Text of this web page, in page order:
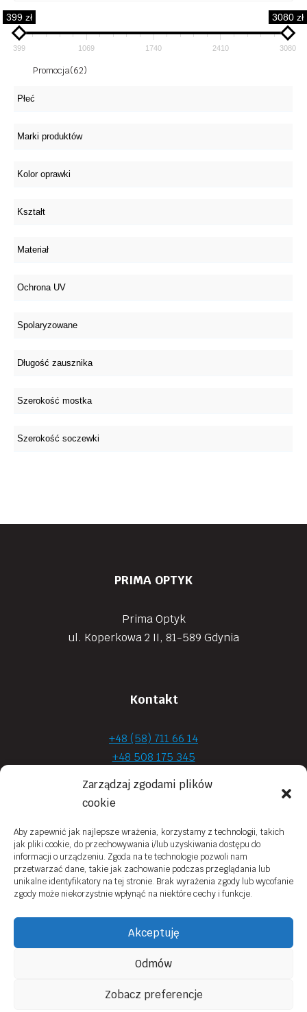
Zarządzaj zgodami plików
cookie
Aby zapewnić jak najlepsze wrażenia, korzystamy z technologii, takich
jak pliki cookie, do przechowywania i/lub uzyskiwania dostępu do
informacji o urządzeniu. Zgoda na te technologie pozwoli nam
przetwarzać dane, takie jak zachowanie podczas przeglądania lub
unikalne identyfikatory na tej stronie. Brak wyrażenia zgody lub wycofanie
zgody może niekorzystnie wpłynąć na niektóre cechy i funkcje.
Akceptuję
Odmów
Zobacz preferencje
399 zł 3080 zł
399 1069 1740 2410 3080
Promocja(62)
PRIMA OPTYK
Prima Optyk
ul. Koperkowa 2 II, 81-589 Gdynia
Kontakt
+48 (58) 711 66 14
+48 508 175 345
+48 720 870 590
prima.optyk@gmail.com
Moje konto
Obowiązek Informacyjny
Polityka prywatności
Regulamin sklepu online